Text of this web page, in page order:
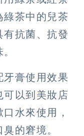
綠茶中的兒茶
有抗菌、抗發
牙膏使用效果
可以到美妝店
水來使用，
的窘境。